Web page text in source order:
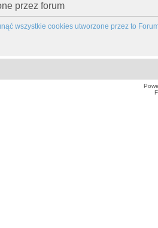
przez forum
wszystkie cookies utworzone przez to